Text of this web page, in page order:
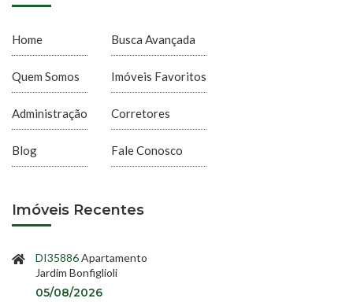
Home
Quem Somos
Administração
Blog
Busca Avançada
Imóveis Favoritos
Corretores
Fale Conosco
Imóveis Recentes
DI35886Apartamento
Jardim Bonfiglioli
05/08/2026